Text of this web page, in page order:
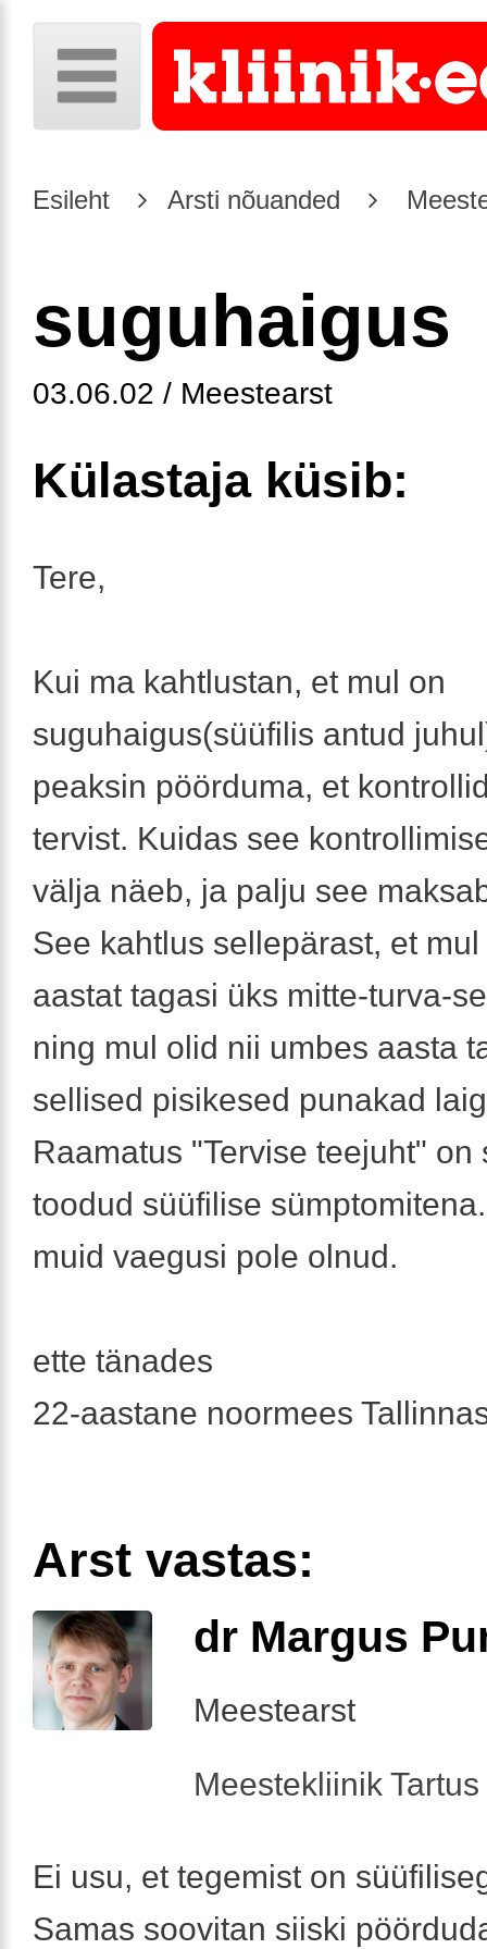
Esileht Arsti nõuanded
suguhaigus
03.06.02 / Meestearst
Külastaja küsib:
Tere,
Kui ma kahtlustan, et mul on
suguhaigus(süüfilis antud
peaksin pöörduma, et
tervist. Kuidas see
välja näeb, ja palju see
See kahtlus sellepärast, et
aastat tagasi üks mitte-turva-
ning mul olid nii umbes aasta
sellised pisikesed punakad
Raamatus "Tervise teejuht" on
toodud süüfilise
muid vaegusi pole olnud.
ette tänades
22-aastane noormees
Arst vastas:
dr Margus
Meestearst
Meestekliinik
Ei usu, et tegemist on
Samas soovitan siiski